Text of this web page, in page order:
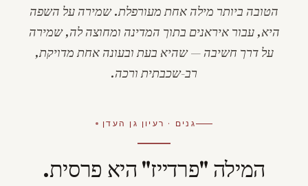
הטובה ביותר מילה אחת מעורפלת. שמירה על השפה
היא, עבור איראנים בתוך המדינה ומחוצה לה, שמירה
על דרך חשיבה — שהיא בעת ובעונה אחת מדויקת,
רב-שכבתית ורכה.
גנים · רעיון גן העדן
המילה "פרדייז" היא פרסית.